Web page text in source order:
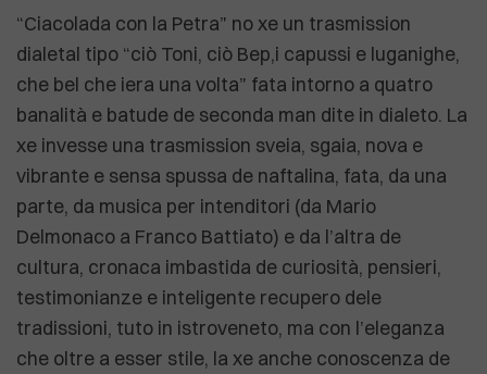
“Ciacolada con la Petra” no xe un trasmission
dialetal tipo “ciò Toni, ciò Bep,i capussi e luganighe,
che bel che iera una volta” fata intorno a quatro
banalità e batude de seconda man dite in dialeto. La
xe invesse una trasmission sveia, sgaia, nova e
vibrante e sensa spussa de naftalina, fata, da una
parte, da musica per intenditori (da Mario
Delmonaco a Franco Battiato) e da l’altra de
cultura, cronaca imbastida de curiosità, pensieri,
testimonianze e inteligente recupero dele
tradissioni, tuto in istroveneto, ma con l’eleganza
che oltre a esser stile, la xe anche conoscenza de